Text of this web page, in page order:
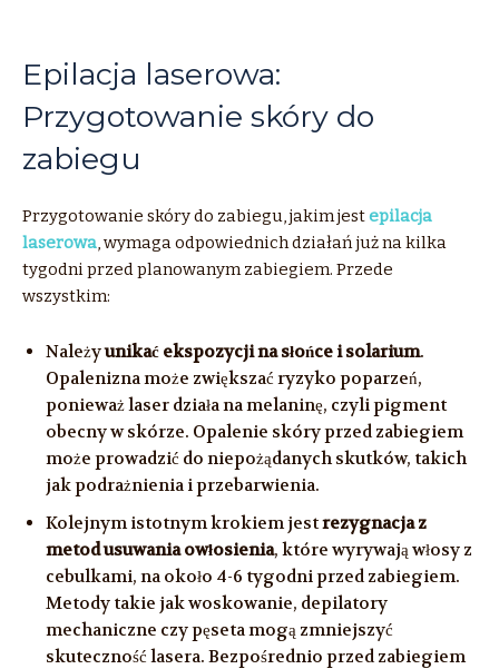
Epilacja laserowa:
Przygotowanie skóry do
zabiegu
Przygotowanie skóry do zabiegu, jakim jestepilacja
laserowa, wymaga odpowiednich działań już na kilka
tygodni przed planowanym zabiegiem. Przede
wszystkim:
Należyunikać ekspozycji na słońce i solarium.
Opalenizna może zwiększać ryzyko poparzeń,
ponieważ laser działa na melaninę, czyli pigment
obecny w skórze. Opalenie skóry przed zabiegiem
może prowadzić do niepożądanych skutków, takich
jak podrażnienia i przebarwienia.
Kolejnym istotnym krokiem jestrezygnacja z
metod usuwania owłosienia, które wyrywają włosy z
cebulkami, na około 4-6 tygodni przed zabiegiem.
Metody takie jak woskowanie, depilatory
mechaniczne czy pęseta mogą zmniejszyć
skuteczność lasera. Bezpośrednio przed zabiegiem